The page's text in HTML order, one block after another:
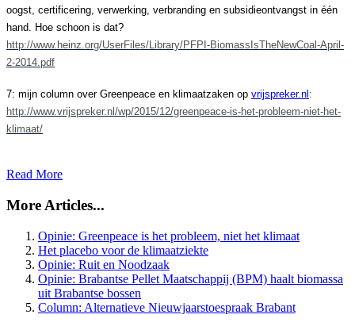
oogst, certificering, verwerking, verbranding en subsidieontvangst in één
hand. Hoe schoon is dat?
http://www.heinz.org/UserFiles/Library/PFPI-BiomassIsTheNewCoal-April-
2-2014.pdf
7: mijn column over Greenpeace en klimaatzaken op vrijspreker.nl :
http://www.vrijspreker.nl/wp/2015/12/greenpeace-is-het-probleem-niet-het-
klimaat/
Read More
More Articles...
Opinie: Greenpeace is het probleem, niet het klimaat
Het placebo voor de klimaatziekte
Opinie: Ruit en Noodzaak
Opinie: Brabantse Pellet Maatschappij (BPM) haalt biomassa
uit Brabantse bossen
Column: Alternatieve Nieuwjaarstoespraak Brabant